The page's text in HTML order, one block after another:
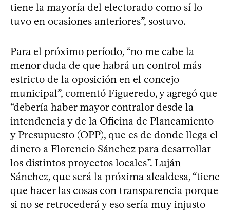
tiene la mayoría del electorado como sí lo
tuvo en ocasiones anteriores”, sostuvo.
Para el próximo período, “no me cabe la
menor duda de que habrá un control más
estricto de la oposición en el concejo
municipal”, comentó Figueredo, y agregó que
“debería haber mayor contralor desde la
intendencia y de la Oficina de Planeamiento
y Presupuesto (OPP), que es de donde llega el
dinero a Florencio Sánchez para desarrollar
los distintos proyectos locales”. Luján
Sánchez, que será la próxima alcaldesa, “tiene
que hacer las cosas con transparencia porque
si no se retrocederá y eso sería muy injusto